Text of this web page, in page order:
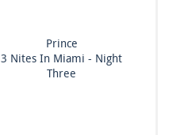
Prince
3 Nites In Miami - Night
Three